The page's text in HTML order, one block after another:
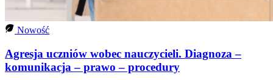
Nowość
Agresja uczniów wobec nauczycieli. Diagnoza –
komunikacja – prawo – procedury